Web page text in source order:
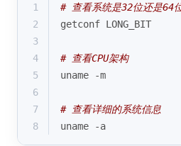
1
# 查看系统是32位还是64
2
getconf LONG_BIT
3
4
# 查看CPU架构
5
uname -m
6
7
# 查看详细的系统信息
8
uname -a